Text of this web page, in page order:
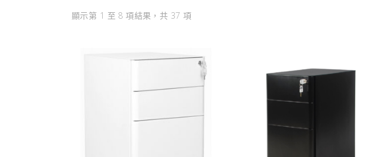
顯示第 1 至 8 項結果，共 37 項